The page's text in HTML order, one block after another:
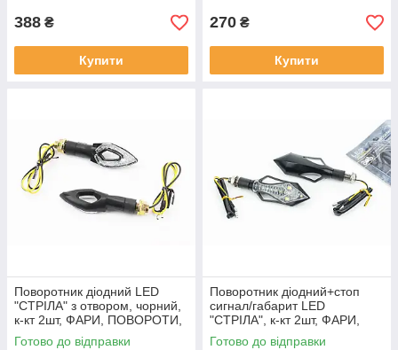
388 ₴
Купити
270 ₴
Купити
Поворотник діодний LED
"СТРІЛА" з отвором, чорний,
к-кт 2шт, ФАРИ, ПОВОРОТИ,
SV-337638
Готово до відправки
Поворотник діодний+стоп
сигнал/габарит LED
"СТРІЛА", к-кт 2шт, ФАРИ,
ПОВОРОТИ, SV-337856
Готово до відправки